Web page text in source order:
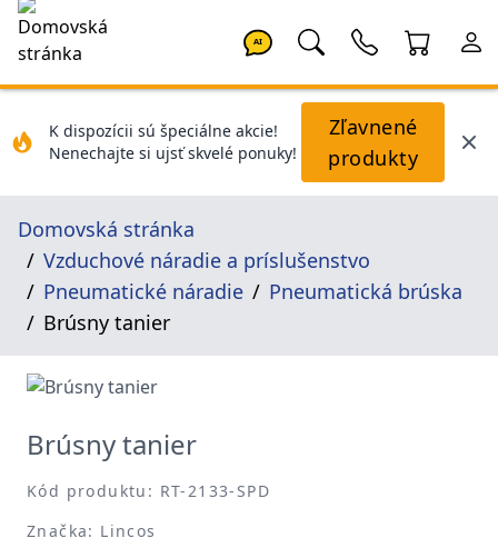
AI
K dispozícii sú špeciálne akcie!
Nenechajte si ujsť skvelé ponuky!
Zľavnené
produkty
Domovská stránka
Vzduchové náradie a príslušenstvo
Pneumatické náradie
Pneumatická brúska
Brúsny tanier
Brúsny tanier
Kód produktu: RT-2133-SPD
Značka: Lincos